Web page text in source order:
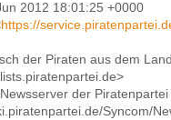
2012 18:01:25 +0000
https://
der Piraten aus dem
der
Syncom/